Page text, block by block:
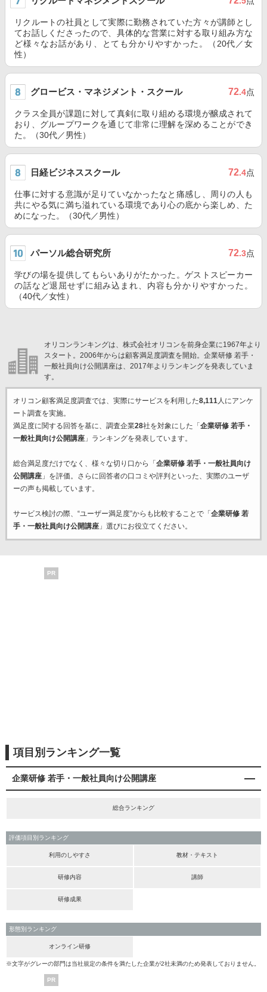
リクルートの社員として実際に勤務されていた方々が講師とし
てお話しくださったので、具体的な営業に対する取り組み方な
ど様々なお話があり、とても分かりやすかった。（20代／女
性）
グロービス・マネジメント・スクール 72.4点
クラス全員が課題に対して真剣に取り組める環境が醸成されて
おり、グループワークを通じて非常に理解を深めることができ
た。（30代／男性）
日経ビジネススクール 72.4点
仕事に対する意識が足りていなかったなと痛感し、周りの人も
共にやる気に満ち溢れている環境であり心の底から楽しめ、た
めになった。（30代／男性）
パーソル総合研究所 72.3点
学びの場を提供してもらいありがたかった。ゲストスピーカー
の話など退屈せずに組み込まれ、内容も分かりやすかった。
（40代／女性）
オリコンランキングは、株式会社オリコンを前身企業に1967年より
スタート。2006年からは顧客満足度調査を開始。企業研修 若手・
一般社員向け公開講座は、2017年よりランキングを発表していま
す。
オリコン顧客満足度調査では、実際にサービスを利用した8,111人にアンケ
ート調査を実施。
満足度に関する回答を基に、調査企業28社を対象にした「 企業研修 若手・
一般社員向け公開講座」ランキングを発表しています。
総合満足度だけでなく、様々な切り口から「 企業研修 若手・一般社員向け
公開講座」を評価。さらに回答者の口コミや評判といった、実際のユーザ
ーの声も掲載しています。
サービス検討の際、“ユーザー満足度”からも比較することで「 企業研修 若
手・一般社員向け公開講座」選びにお役立てください。
PR
項目別ランキング一覧
企業研修 若手・一般社員向け公開講座
総合ランキング
評価項目別ランキング
利用のしやすさ 教材・テキスト
研修内容 講師
研修成果
形態別ランキング
オンライン研修
※文字がグレーの部門は当社規定の条件を満たした企業が2社未満のため発表しておりません。
PR